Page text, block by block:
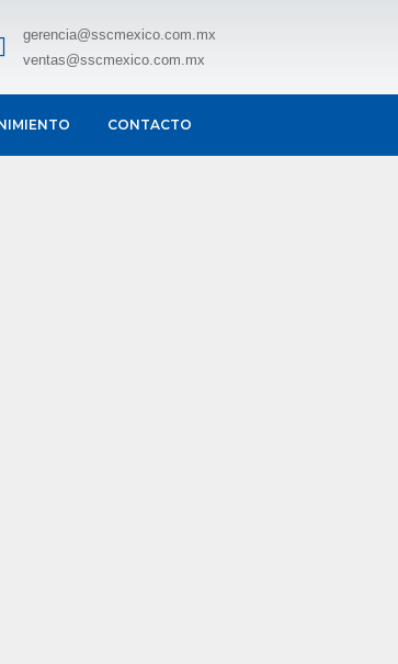
gerencia@sscmexico.com.mx
ventas@sscmexico.com.mx
CONTACTO